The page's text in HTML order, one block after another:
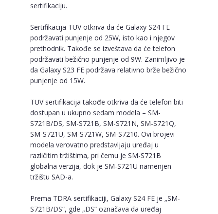
sertifikaciju.
Sertifikacija TUV otkriva da će Galaxy S24 FE
podržavati punjenje od 25W, isto kao i njegov
prethodnik. Takođe se izveštava da će telefon
podržavati bežično punjenje od 9W. Zanimljivo je
da Galaxy S23 FE podržava relativno brže bežično
punjenje od 15W.
TUV sertifikacija takođe otkriva da će telefon biti
dostupan u ukupno sedam modela – SM-
S721B/DS, SM-S721B, SM-S721N, SM-S721Q,
SM-S721U, SM-S721W, SM-S7210. Ovi brojevi
modela verovatno predstavljaju uređaj u
različitim tržištima, pri čemu je SM-S721B
globalna verzija, dok je SM-S721U namenjen
tržištu SAD-a.
Prema TDRA sertifikaciji, Galaxy S24 FE je „SM-
S721B/DS“, gde „DS“ označava da uređaj